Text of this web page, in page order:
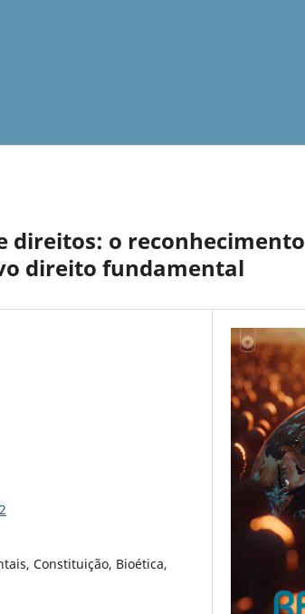
direitos: o reconhecimento
direito fundamental
Constituição, Bioética,